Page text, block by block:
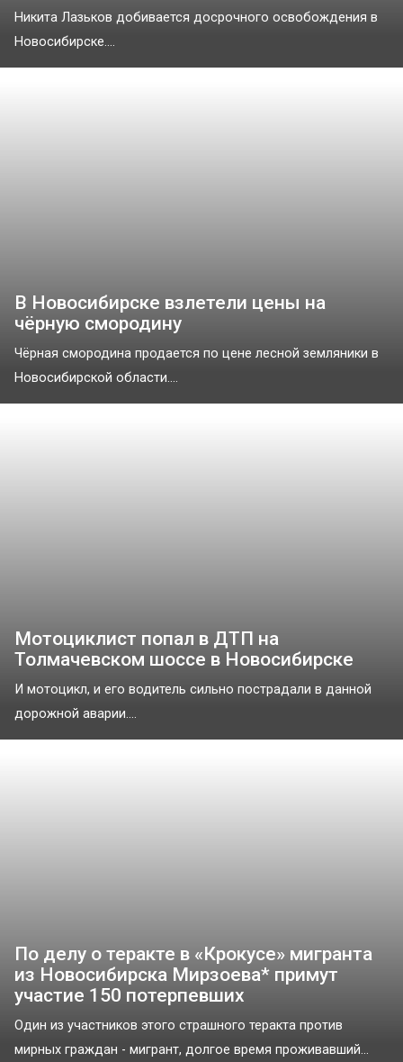
Никита Лазьков добивается досрочного освобождения в
Новосибирске....
В Новосибирске взлетели цены на
чёрную смородину
Чёрная смородина продается по цене лесной земляники в
Новосибирской области....
Мотоциклист попал в ДТП на
Толмачевском шоссе в Новосибирске
И мотоцикл, и его водитель сильно пострадали в данной
дорожной аварии....
По делу о теракте в «Крокусе» мигранта
из Новосибирска Мирзоева* примут
участие 150 потерпевших
Один из участников этого страшного теракта против
мирных граждан - мигрант, долгое время проживавший...